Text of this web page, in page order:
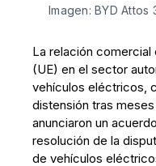
Imagen: BYD Attos
La relación comercial
(UE) en el sector
vehículos eléctricos,
distensión tras
anunciaron un
resolución de la
de vehículos